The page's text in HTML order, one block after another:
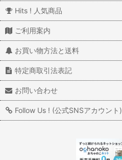
Hits ! 人気商品
ご利用案内
お買い物方法と送料
特定商取引法表記
お問い合わせ
Follow Us ! (公式SNSアカウント)